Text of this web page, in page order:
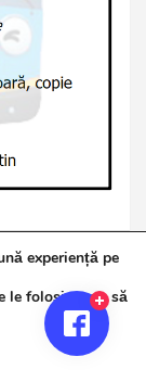
Theme Horse
experiență pe
le folosim sau să
Banner